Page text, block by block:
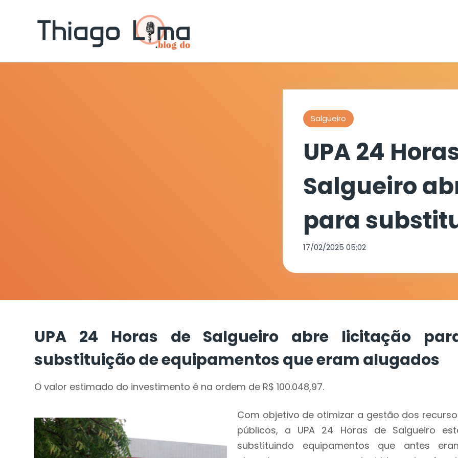
Salgueiro
UPA 24
Salgueiro
para
17/02/2025 05:02
UPA 24 Horas de Salgueiro abre licitação
substituição de equipamentos que eram alugados
O valor estimado do investimento é na ordem de R$ 100.048,97.
Com objetivo de otimizar a gestão dos
públicos, a UPA 24 Horas de Salgueiro
substituindo equipamentos que antes